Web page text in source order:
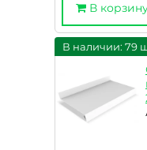
В
В наличии: 79